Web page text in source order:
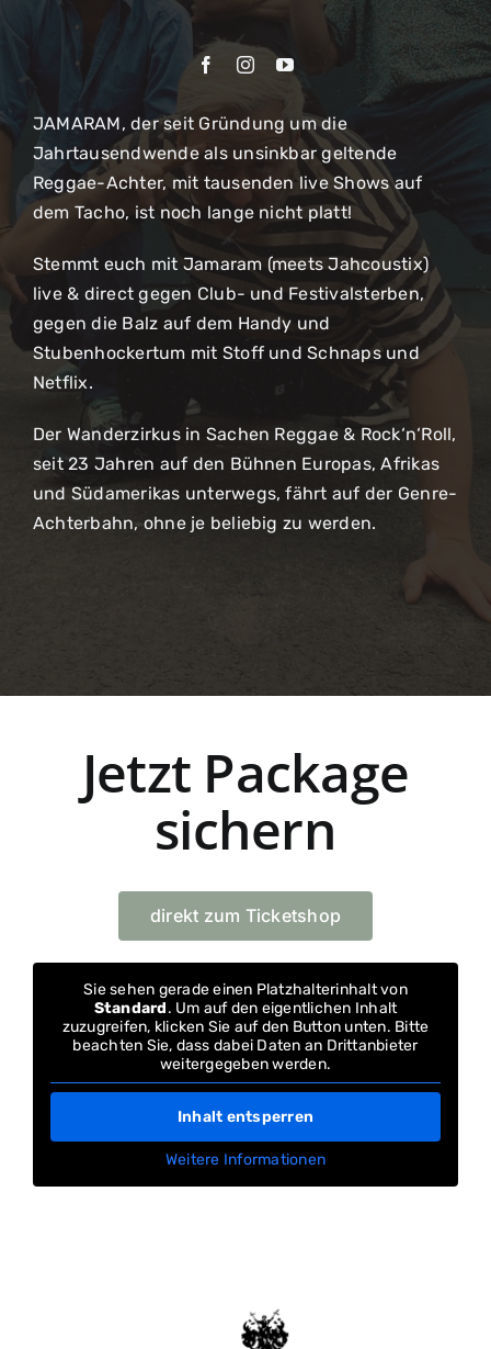
JAMARAM, der seit Gründung um die
Jahrtausendwende als unsinkbar geltende
Reggae-Achter, mit tausenden live Shows auf
dem Tacho, ist noch lange nicht platt!
Stemmt euch mit Jamaram (meets Jahcoustix)
live & direct gegen Club- und Festivalsterben,
gegen die Balz auf dem Handy und
Stubenhockertum mit Stoff und Schnaps und
Netflix.
Der Wanderzirkus in Sachen Reggae & Rock‘n‘Roll,
seit 23 Jahren auf den Bühnen Europas, Afrikas
und Südamerikas unterwegs, fährt auf der Genre-
Achterbahn, ohne je beliebig zu werden.
Jetzt Package
sichern
direkt zum Ticketshop
Sie sehen gerade einen Platzhalterinhalt von
Standard. Um auf den eigentlichen Inhalt
zuzugreifen, klicken Sie auf den Button unten. Bitte
beachten Sie, dass dabei Daten an Drittanbieter
weitergegeben werden.
Inhalt entsperren
Weitere Informationen